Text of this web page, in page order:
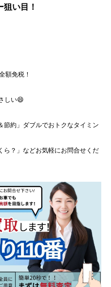
い目！
額免税！
しい😄
節約」ダブルでおトクなタイミン
ら？」などお気軽にお問合せくだ